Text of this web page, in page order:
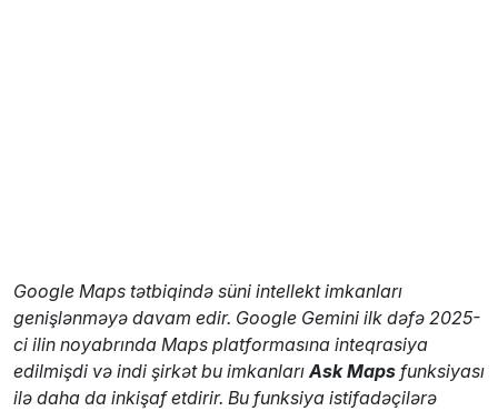
Google Maps tətbiqində süni intellekt imkanları
genişlənməyə davam edir. Google Gemini ilk dəfə 2025-
ci ilin noyabrında Maps platformasına inteqrasiya
edilmişdi və indi şirkət bu imkanları Ask Maps funksiyası
ilə daha da inkişaf etdirir. Bu funksiya istifadəçilərə